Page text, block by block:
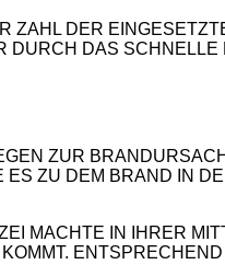
ZAHL DER
DURCH DAS SCHNELLE
ZUR
ZU DEM BRAND IN
MACHTE IN IHRER